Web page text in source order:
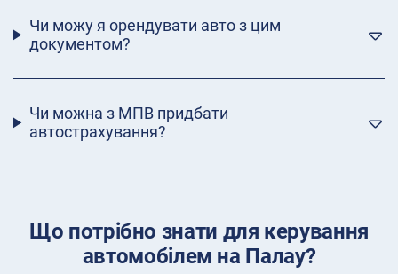
Чи можу я орендувати авто з цим
документом?
Чи можна з МПВ придбати
автострахування?
Що потрібно знати для керування
автомобілем на Палау?